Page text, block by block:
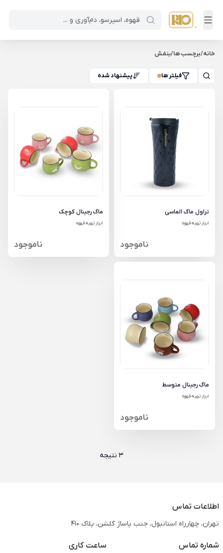
خانه/برچسب ها/بنفش
فیلتر ها پیشنهاد شده
تراول ماگ الماسی
ابزار تهیه قهوه
ناموجود
ماگ رجینال کوچک
ابزار تهیه قهوه
ناموجود
ماگ رجینال متوسط
ابزار تهیه قهوه
ناموجود
3 نتیجه
اطلاعات تماس
تهران، چهارراه استانبول، جنب پاساژ گلشن، پلاک 410
شماره تماس ساعت کاری